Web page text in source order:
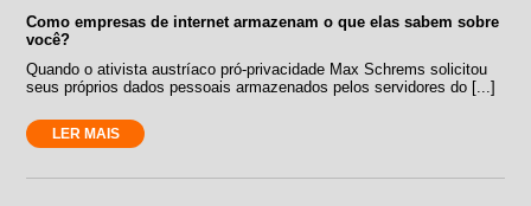
Como empresas de internet armazenam o que elas sabem sobre
você?
Quando o ativista austríaco pró-privacidade Max Schrems solicitou
seus próprios dados pessoais armazenados pelos servidores do [...]
LER MAIS